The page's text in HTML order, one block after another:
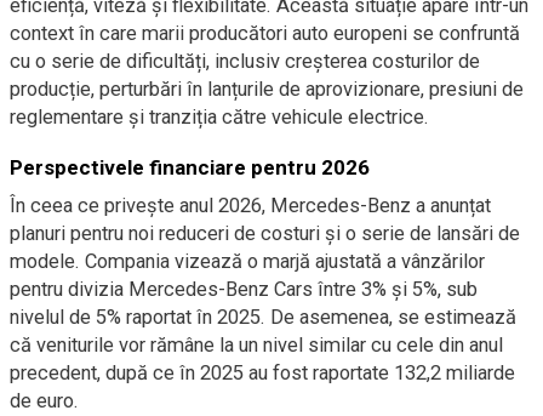
eficiență, viteză și flexibilitate. Această situație apare într-un
context în care marii producători auto europeni se confruntă
cu o serie de dificultăți, inclusiv creșterea costurilor de
producție, perturbări în lanțurile de aprovizionare, presiuni de
reglementare și tranziția către vehicule electrice.
Perspectivele financiare pentru 2026
În ceea ce privește anul 2026, Mercedes-Benz a anunțat
planuri pentru noi reduceri de costuri și o serie de lansări de
modele. Compania vizează o marjă ajustată a vânzărilor
pentru divizia Mercedes-Benz Cars între 3% și 5%, sub
nivelul de 5% raportat în 2025. De asemenea, se estimează
că veniturile vor rămâne la un nivel similar cu cele din anul
precedent, după ce în 2025 au fost raportate 132,2 miliarde
de euro.